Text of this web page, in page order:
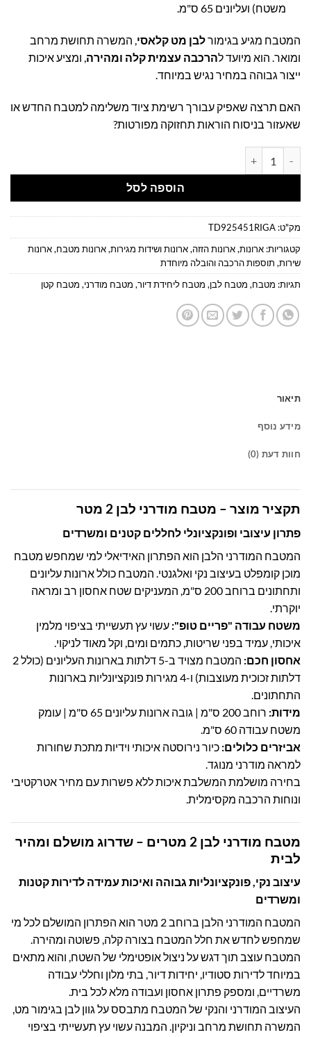
משטח) ועליונים 65 ס"מ.
המטבח מגיע בגימורלבן מט קלאסי , המשרה תחושת מרחב
ומואר. הוא מיועד להרכבה עצמית קלה ומהירה , ומציע איכות
ייצור גבוהה במחיר נגיש במיוחד.
האם תרצה שאפיק עבורך רשימת ציוד משלימה למטבח החדש או
שאעזור בניסוח הוראות תחזוקה מפורטות?
הוספה לסל
מק"ט: TD925451RIGA
קטגוריות: ארונות,ארונות הזזה,ארונות ושידות מגירות,ארונות מטבח,ארונות
שירות, תוספות הרכבה והובלה מיוחדת
תגיות: מטבח, מטבח לבן, מטבח ליחידת דיור, מטבח מודרני, מטבח קטן
תיאור
מידע נוסף
חוות דעת (0)
תקציר מוצר – מטבח מודרני לבן 2 מטר
פתרון עיצובי ופונקציונלי לחללים קטנים ומשרדים
המטבח המודרני הלבן הוא הפתרון האידיאלי למי שמחפש מטבח
מוכן קומפלט בעיצוב נקי ואלגנטי. המטבח כולל ארונות עליונים
ותחתונים ברוחב 200 ס"מ, המעניקים שטח אחסון רב ומראה
יוקרתי.
משטח עבודה "פריים טופ": עשוי עץ תעשייתי בציפוי מלמין
איכותי, עמיד בפני שריטות, כתמים ומים, וקל מאוד לניקוי.
אחסון חכם:
המטבח מצויד ב-5 דלתות בארונות העליונים (כולל 2
דלתות זכוכית מעוצבות) ו-4 מגירות פונקציונליות בארונות
התחתונים.
מידות:
רוחב 200 ס"מ | גובה ארונות עליונים 65 ס"מ | עומק
משטח עבודה 60 ס"מ.
אביזרים כלולים: כיור נירוסטה איכותי וידיות מתכת שחורות
למראה מודרני מנוגד.
בחירה מושלמת המשלבת איכות ללא פשרות עם מחיר אטרקטיבי
ונוחות הרכבה מקסימלית.
מטבח מודרני לבן 2 מטרים – שדרוג מושלם ומהיר
לבית
עיצוב נקי, פונקציונליות גבוהה ואיכות עמידה לדירות קטנות
ומשרדים
המטבח המודרני הלבן ברוחב 2 מטר הוא הפתרון המושלם לכל מי
שמחפש לחדש את חלל המטבח בצורה קלה, פשוטה ומהירה.
המטבח עוצב תוך דגש על ניצול אופטימלי של השטח, והוא מתאים
במיוחד לדירות סטודיו, יחידות דיור, בתי מלון וחללי עבודה
משרדיים, ומספק פתרון אחסון ועבודה מלא לכל בית.
העיצוב המודרני והנקי של המטבח מתבסס על גוון לבן בגימור מט,
המשרה תחושת מרחב וניקיון. המבנה עשוי עץ תעשייתי בציפוי